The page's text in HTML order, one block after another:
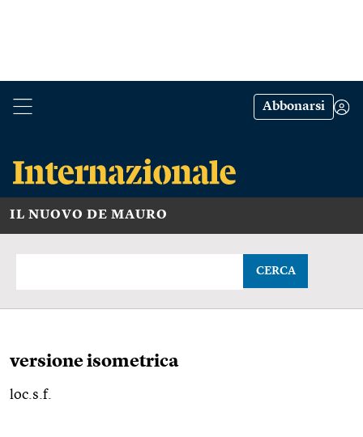
Abbonarsi
IL NUOVO DE MAURO
CERCA
versione isometrica
loc.s.f.